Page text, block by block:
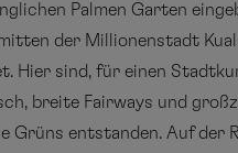
Palmen Garten
der Millionenstadt
Hier sind, für einen
breite Fairways und
Grüns entstanden. Auf der